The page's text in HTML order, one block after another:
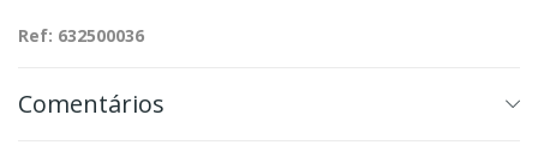
Ref: 632500036
Comentários